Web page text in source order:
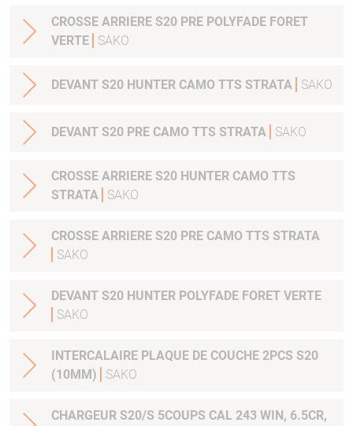
CROSSE ARRIERE S20 PRE POLYFADE FORET
VERTE
SAKO
DEVANT S20 HUNTER CAMO TTS STRATA SAKO
DEVANT S20 PRE CAMO TTS STRATA SAKO
CROSSE ARRIERE S20 HUNTER CAMO TTS
STRATA
SAKO
CROSSE ARRIERE S20 PRE CAMO TTS STRATA
SAKO
DEVANT S20 HUNTER POLYFADE FORET VERTE
SAKO
INTERCALAIRE PLAQUE DE COUCHE 2PCS S20
(10MM)
SAKO
CHARGEUR S20/S 5COUPS CAL 243 WIN, 6.5CR,